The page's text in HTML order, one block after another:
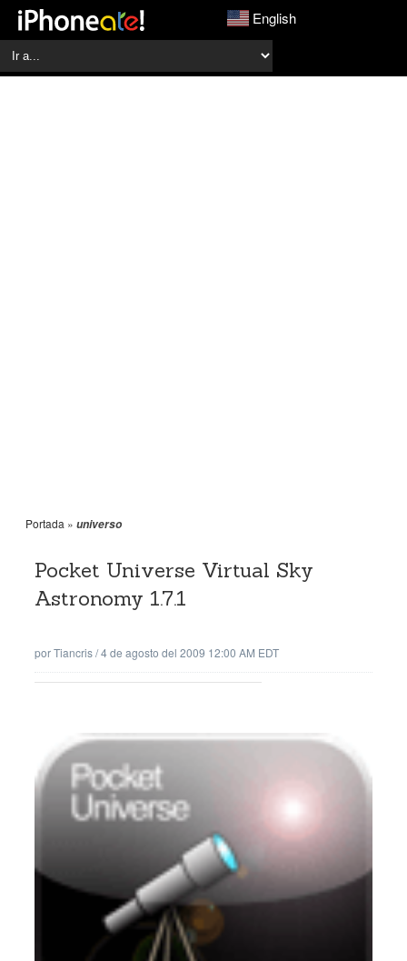
English
Portada » universo
Pocket Universe Virtual Sky
Astronomy 1.7.1
porTiancris/4 de agosto del 2009 12:00 AM EDT